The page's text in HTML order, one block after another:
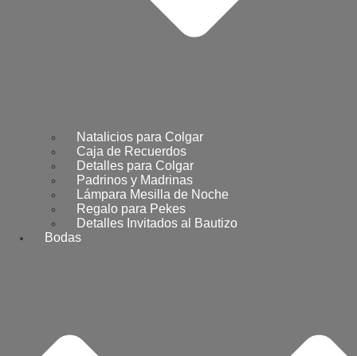
Natalicios para Colgar
Caja de Recuerdos
Detalles para Colgar
Padrinos y Madrinas
Lámpara Mesilla de Noche
Regalo para Pekes
Detalles Invitados al Bautizo
Bodas